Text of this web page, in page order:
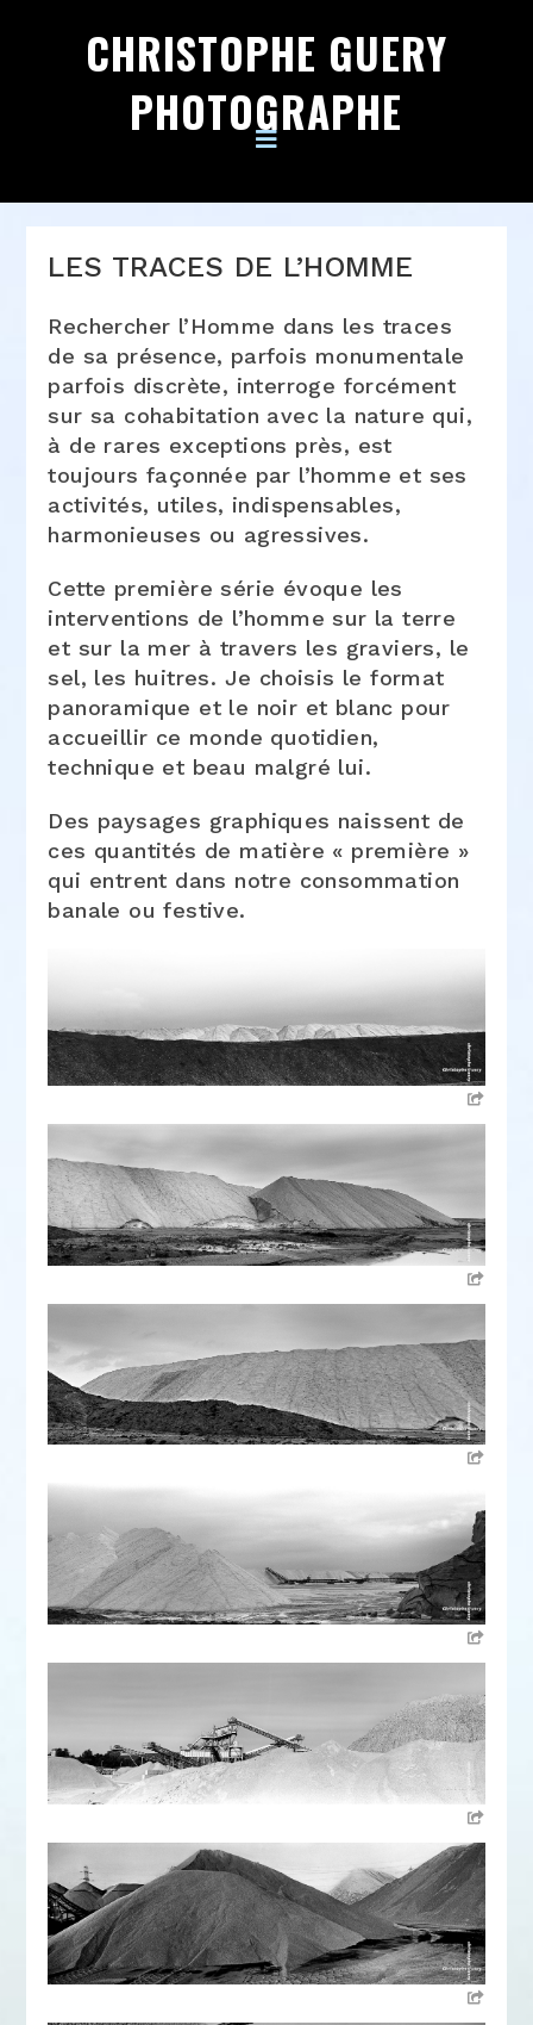
CHRISTOPHE GUERY
PHOTOGRAPHE
LES TRACES DE L’HOMME
Rechercher l’Homme dans les traces
de sa présence, parfois monumentale
parfois discrète, interroge forcément
sur sa cohabitation avec la nature qui,
à de rares exceptions près, est
toujours façonnée par l’homme et ses
activités, utiles, indispensables,
harmonieuses ou agressives.
Cette première série évoque les
interventions de l’homme sur la terre
et sur la mer à travers les graviers, le
sel, les huitres. Je choisis le format
panoramique et le noir et blanc pour
accueillir ce monde quotidien,
technique et beau malgré lui.
Des paysages graphiques naissent de
ces quantités de matière « première »
qui entrent dans notre consommation
banale ou festive.